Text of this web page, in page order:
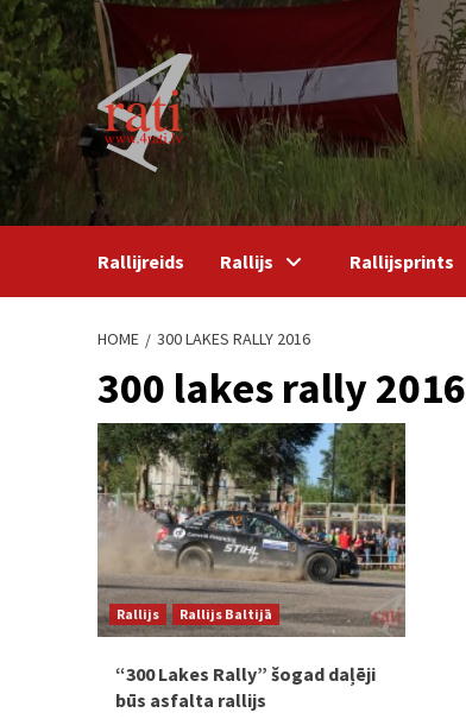
Skip
to
content
Rallijreids Rallijs Rallijsprints
HOME 300 LAKES RALLY 2016
300 lakes rally 2016
Rallijs Rallijs Baltijā
“300 Lakes Rally” šogad daļēji
būs asfalta rallijs